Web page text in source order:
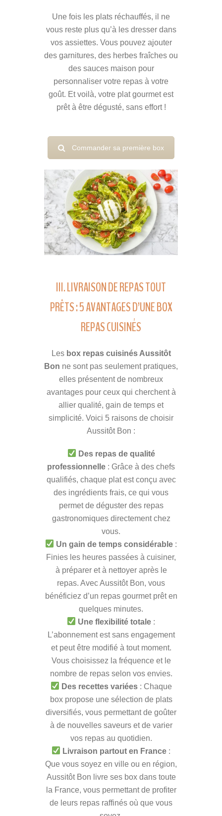
Une fois les plats réchauffés, il ne
vous reste plus qu’à les dresser dans
vos assiettes. Vous pouvez ajouter
des garnitures, des herbes fraîches ou
des sauces maison pour
personnaliser votre repas à votre
goût. Et voilà, votre plat gourmet est
prêt à être dégusté, sans effort !
Commander sa première box
III. LIVRAISON DE REPAS TOUT
PRÊTS : 5 AVANTAGES D’UNE BOX
REPAS CUISINÉS
Les box repas cuisinés Aussitôt
Bon ne sont pas seulement pratiques,
elles présentent de nombreux
avantages pour ceux qui cherchent à
allier qualité, gain de temps et
simplicité. Voici 5 raisons de choisir
Aussitôt Bon :
Des repas de qualité
professionnelle : Grâce à des chefs
qualifiés, chaque plat est conçu avec
des ingrédients frais, ce qui vous
permet de déguster des repas
gastronomiques directement chez
vous.
Un gain de temps considérable :
Finies les heures passées à cuisiner,
à préparer et à nettoyer après le
repas. Avec Aussitôt Bon, vous
bénéficiez d’un repas gourmet prêt en
quelques minutes.
Une flexibilité totale :
L’abonnement est sans engagement
et peut être modifié à tout moment.
Vous choisissez la fréquence et le
nombre de repas selon vos envies.
Des recettes variées: Chaque
box propose une sélection de plats
diversifiés, vous permettant de goûter
à de nouvelles saveurs et de varier
vos repas au quotidien.
Livraison partout en France :
Que vous soyez en ville ou en région,
Aussitôt Bon livre ses box dans toute
la France, vous permettant de profiter
de leurs repas raffinés où que vous